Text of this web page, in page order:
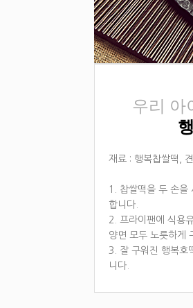
우리 아
재료 : 행복찹쌀떡,
1. 찹쌀떡을 두 손을
합니다.
2. 프라이팬에 식용
양면 모두 노릇하게
3. 잘 구워진 행복호
니다.